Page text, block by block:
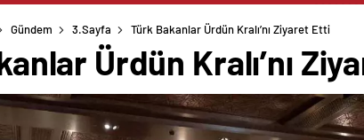
Gündem 3.Sayfa Türk Bakanlar Ürdün Kralı’nı Ziyaret Etti
Ürdün Kralı’nı